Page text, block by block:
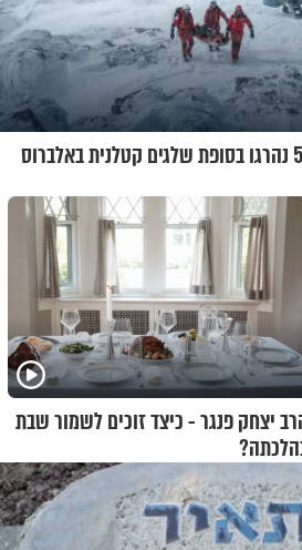
יצחק פנגר - כיצד זוכים לשמור שבת